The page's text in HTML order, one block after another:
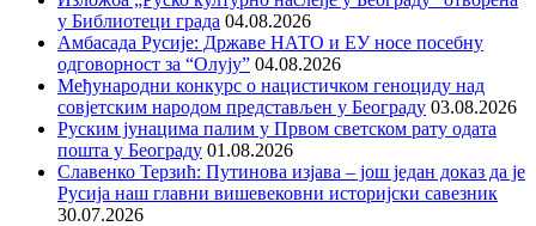
у Библиотеци града 04.08.2026
Амбасада Русије: Државе НАТО и ЕУ носе посебну
одговорност за “Олују” 04.08.2026
Међународни конкурс о нацистичком геноциду над
совјетским народом представљен у Београду 03.08.2026
Руским јунацима палим у Првом светском рату одата
пошта у Београду 01.08.2026
Славенко Терзић: Путинова изјава – још један доказ да је
Русија наш главни вишевековни историјски савезник
30.07.2026